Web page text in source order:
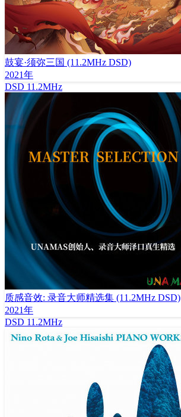
鼓宴·须弥三国 (11.2MHz DSD)
2021年
DSD 11.2MHz
质感音效: 录音大师精选集 (11.2MHz DSD)
2021年
DSD 11.2MHz